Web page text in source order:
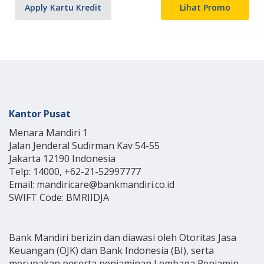
Apply Kartu Kredit Lihat Promo
Kantor Pusat
Menara Mandiri 1
Jalan Jenderal Sudirman Kav 54-55
Jakarta 12190 Indonesia
Telp: 14000, +62-21-52997777
Email: mandiricare@bankmandiri.co.id
SWIFT Code: BMRIIDJA
Bank Mandiri berizin dan diawasi oleh Otoritas Jasa
Keuangan (OJK) dan Bank Indonesia (BI), serta